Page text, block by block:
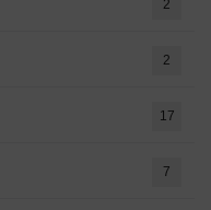
2
2
17
7